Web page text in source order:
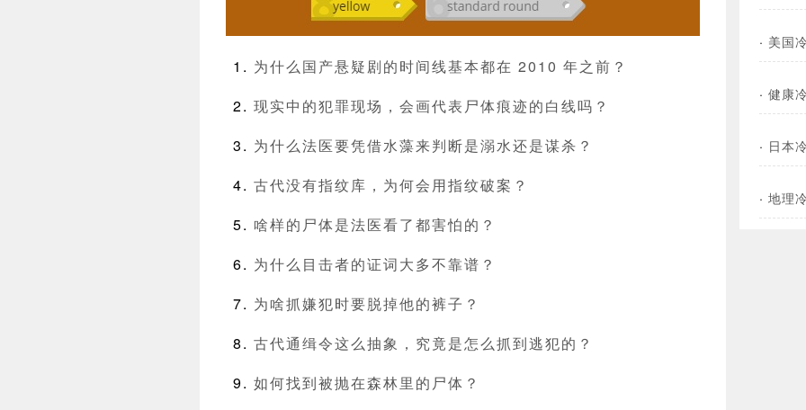
为什么国产悬疑剧的时间线基本都在 2010 年之前？
现实中的犯罪现场，会画代表尸体痕迹的白线吗？
为什么法医要凭借水藻来判断是溺水还是谋杀？
古代没有指纹库，为何会用指纹破案？
啥样的尸体是法医看了都害怕的？
为什么目击者的证词大多不靠谱？
为啥抓嫌犯时要脱掉他的裤子？
古代通缉令这么抽象，究竟是怎么抓到逃犯的？
如何找到被抛在森林里的尸体？
· 美国
· 健康
· 日本
· 地理